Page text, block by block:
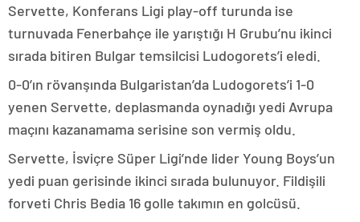
Servette, Konferans Ligi play-off turunda ise
turnuvada Fenerbahçe ile yarıştığı H Grubu’nu ikinci
sırada bitiren Bulgar temsilcisi Ludogorets’i eledi.
0-0’ın rövanşında Bulgaristan’da Ludogorets’i 1-0
yenen Servette, deplasmanda oynadığı yedi Avrupa
maçını kazanamama serisine son vermiş oldu.
Servette, İsviçre Süper Ligi’nde lider Young Boys’un
yedi puan gerisinde ikinci sırada bulunuyor. Fildişili
forveti Chris Bedia 16 golle takımın en golcüsü.